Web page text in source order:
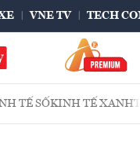
VNE TV TECH
TẾ SỐKINH TẾ XANH